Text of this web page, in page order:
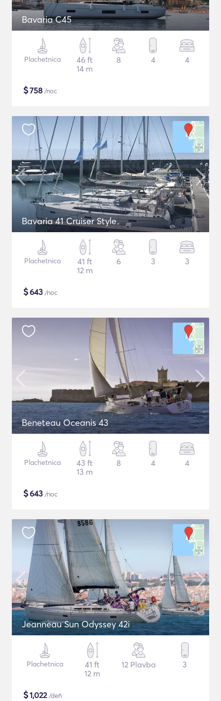
Bavaria C45
Plachetnica
46 ft
14 m
8 4 4
$758 /noc
Bavaria 41 Cruiser Style
Plachetnica
41 ft
12 m
6 3 3
$643 /noc
Beneteau Oceanis 43
Plachetnica
43 ft
13 m
8 4 4
$643 /noc
Jeanneau Sun Odyssey 42i
Plachetnica
41 ft
12 m
12 Plavba 3
$1,022/deň